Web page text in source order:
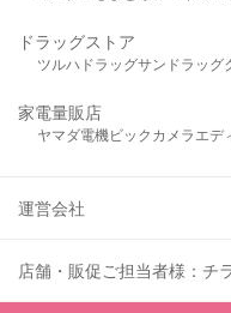
ドラッグストア
ツルハドラッグサンドラッグ
家電量販店
ヤマダ電機ビックカメラ エデ
運営会社
店舗・販促ご担当者様：チ